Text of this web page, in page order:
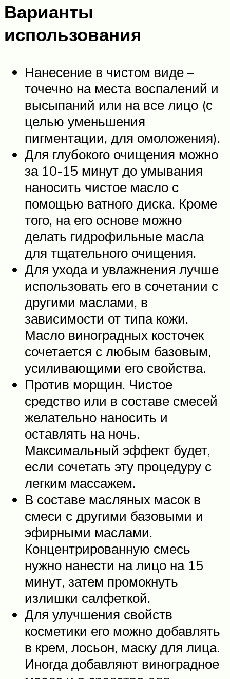
Варианты
использования
Нанесение в чистом виде –
точечно на места воспалений и
высыпаний или на все лицо (с
целью уменьшения
пигментации, для омоложения).
Для глубокого очищения можно
за 10-15 минут до умывания
наносить чистое масло с
помощью ватного диска. Кроме
того, на его основе можно
делать гидрофильные масла
для тщательного очищения.
Для ухода и увлажнения лучше
использовать его в сочетании с
другими маслами, в
зависимости от типа кожи.
Масло виноградных косточек
сочетается с любым базовым,
усиливающими его свойства.
Против морщин. Чистое
средство или в составе смесей
желательно наносить и
оставлять на ночь.
Максимальный эффект будет,
если сочетать эту процедуру с
легким массажем.
В составе масляных масок в
смеси с другими базовыми и
эфирными маслами.
Концентрированную смесь
нужно нанести на лицо на 15
минут, затем промокнуть
излишки салфеткой.
Для улучшения свойств
косметики его можно добавлять
в крем, лосьон, маску для лица.
Иногда добавляют виноградное